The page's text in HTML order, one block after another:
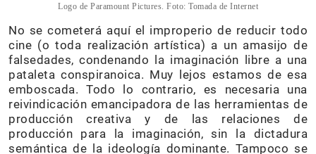
Logo de Paramount Pictures. Foto: Tomada de Internet
No se cometerá aquí el improperio de reducir todo
cine (o toda realización artística) a un amasijo de
falsedades, condenando la imaginación libre a una
pataleta conspiranoica. Muy lejos estamos de esa
emboscada. Todo lo contrario, es necesaria una
reivindicación emancipadora de las herramientas de
producción creativa y de las relaciones de
producción para la imaginación, sin la dictadura
semántica de la ideología dominante. Tampoco se